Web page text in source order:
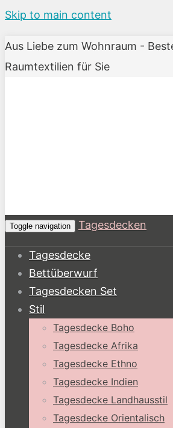
Skip to main content
Aus Liebe zum Wohnraum -
Raumtextilien für Sie
Toggle navigation Tagesdecken
Tagesdecke
Bettüberwurf
Tagesdecken Set
Stil
Tagesdecke Boho
Tagesdecke Afrika
Tagesdecke Ethno
Tagesdecke Indien
Tagesdecke Landhausstil
Tagesdecke Orientalisch